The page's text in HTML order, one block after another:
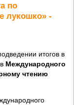
по
лукошко» -
итогов в
Международного
чтению